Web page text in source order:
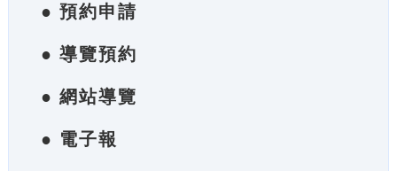
● 預約申請
● 導覽預約
● 網站導覽
● 電子報